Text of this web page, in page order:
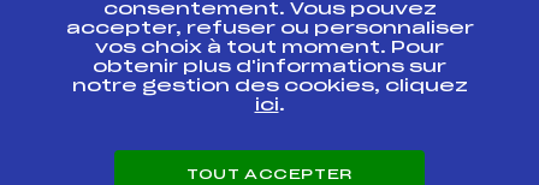
SAMSE NATIONAL TOUR BIATHLON U21 /
SEN DAMES
1
Résultats Nordique 2019
Cat.
consentement. Vous pouvez
accepter, refuser ou personnaliser
vos choix à tout moment. Pour
obtenir plus d'informations sur
notre gestion des cookies, cliquez
ici.
TOUT ACCEPTER